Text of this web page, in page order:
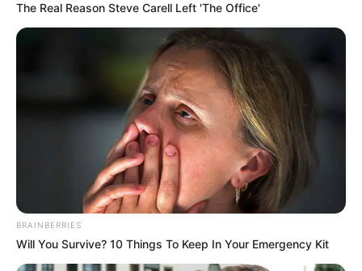
The Real Reason Steve Carell Left 'The Office'
BRAINBERRIES
Will You Survive? 10 Things To Keep In Your Emergency Kit